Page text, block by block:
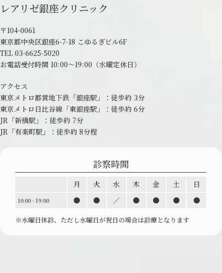
レアリゼ銀座クリニック
〒104-0061
東京都中央区銀座6-7-18 こゆるぎビル6F
TEL 03-6625-5020
お電話受付時間 10:00～19:00 （水曜定休日）
アクセス
東京メトロ都営地下鉄「銀座駅」： 徒歩約 3分
東京メトロ日比谷線「東銀座駅」： 徒歩約 6分
JR「新橋駅」：徒歩約 7分
JR「有楽町駅」：徒歩約 8分程
診察時間
月 火 水 木 金 土 日
10:00 - 19:00 ● ● ／ ● ● ● ●
※水曜日休診、ただし水曜日が祝日の場合は診療となります